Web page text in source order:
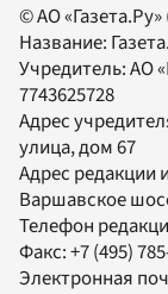
© АО
Название:
Учредитель:АО
7743625728
Адрес
улица, дом 67
Адрес редакции
Варшавское
Телефон
Факс:+7 (495)
Электронная